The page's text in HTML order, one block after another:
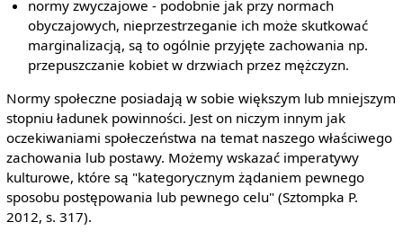
normy zwyczajowe - podobnie jak przy normach
obyczajowych, nieprzestrzeganie ich może skutkować
marginalizacją, są to ogólnie przyjęte zachowania np.
przepuszczanie kobiet w drzwiach przez mężczyzn.
Normy społeczne posiadają w sobie większym lub mniejszym
stopniu ładunek powinności. Jest on niczym innym jak
oczekiwaniami społeczeństwa na temat naszego właściwego
zachowania lub postawy. Możemy wskazać imperatywy
kulturowe, które są "kategorycznym żądaniem pewnego
sposobu postępowania lub pewnego celu" (Sztompka P.
2012, s. 317).